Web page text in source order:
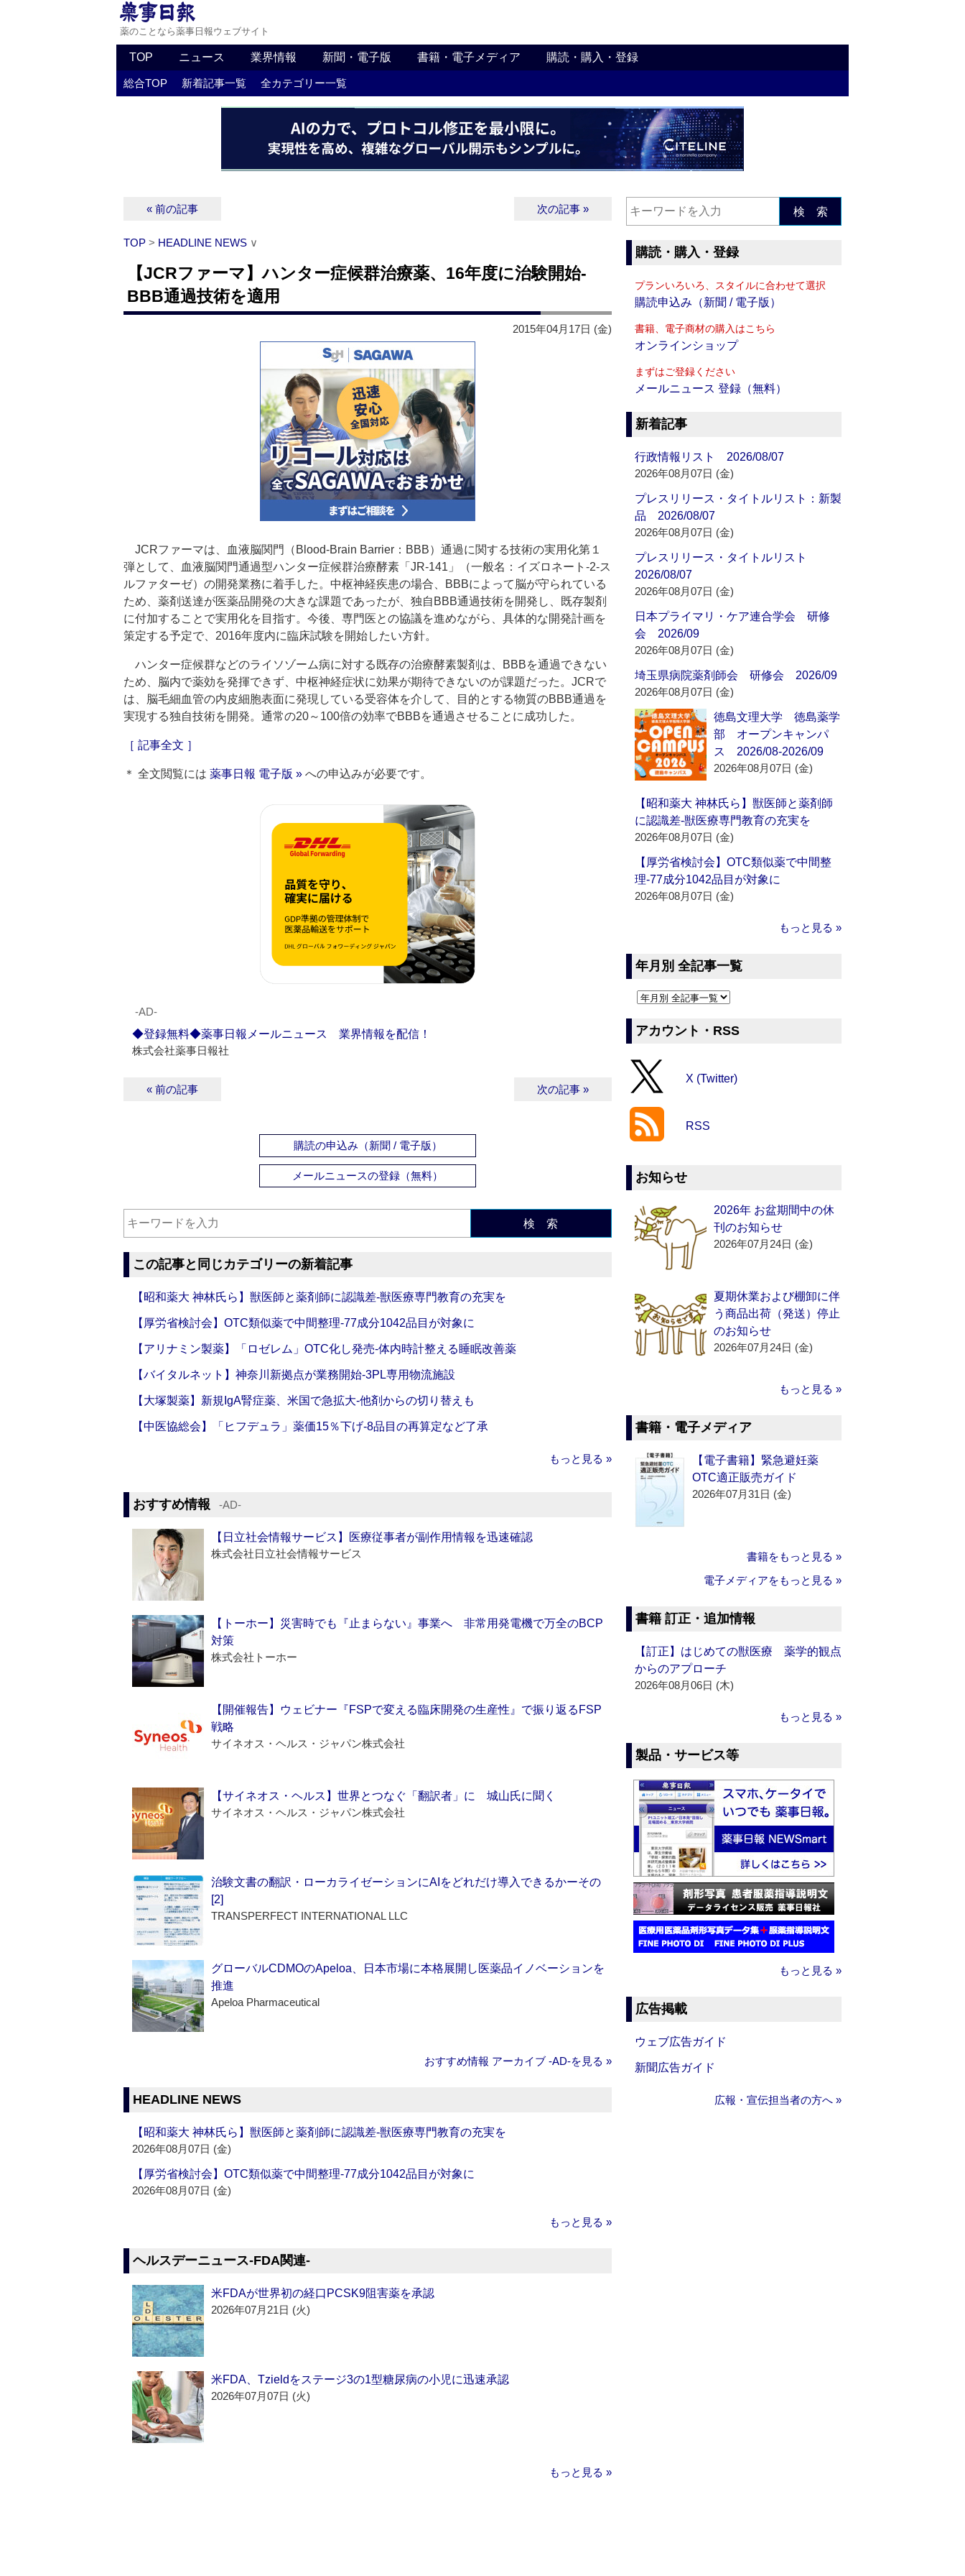
薬のことなら薬事日報ウェブサイト
TOP ニュース 業界情報 新聞・電子版 書籍・電子メディア 購読・購入・登録
総合TOP 新着記事一覧 全カテゴリー一覧
« 前の記事 次の記事 »
TOP > HEADLINE NEWS ∨
【JCRファーマ】ハンター症候群治療薬、16年度に治験開始‐
BBB通過技術を適用
2015年04月17日 (金)
JCRファーマは、血液脳関門（Blood-Brain Barrier：BBB）通過に関する技術の実用化第１
弾として、血液脳関門通過型ハンター症候群治療酵素「JR-141」（一般名：イズロネート-2-ス
ルファターゼ）の開発業務に着手した。中枢神経疾患の場合、BBBによって脳が守られている
ため、薬剤送達が医薬品開発の大きな課題であったが、独自BBB通過技術を開発し、既存製剤
に付加することで実用化を目指す。今後、専門医との協議を進めながら、具体的な開発計画を
策定する予定で、2016年度内に臨床試験を開始したい方針。
ハンター症候群などのライソゾーム病に対する既存の治療酵素製剤は、BBBを通過できない
ため、脳内で薬効を発揮できず、中枢神経症状に効果が期待できないのが課題だった。JCRで
は、脳毛細血管の内皮細胞表面に発現している受容体を介して、目的とする物質のBBB通過を
実現する独自技術を開発。通常の20～100倍の効率でBBBを通過させることに成功した。
［ 記事全文 ］
＊ 全文閲覧には 薬事日報 電子版 » への申込みが必要です。
‐AD‐
◆登録無料◆薬事日報メールニュース 業界情報を配信！
株式会社薬事日報社
« 前の記事 次の記事 »
購読の申込み（新聞 / 電子版）
メールニュースの登録（無料）
検 索
この記事と同じカテゴリーの新着記事
【昭和薬大 神林氏ら】獣医師と薬剤師に認識差‐獣医療専門教育の充実を
【厚労省検討会】OTC類似薬で中間整理‐77成分1042品目が対象に
【アリナミン製薬】「ロゼレム」OTC化し発売‐体内時計整える睡眠改善薬
【バイタルネット】神奈川新拠点が業務開始‐3PL専用物流施設
【大塚製薬】新規IgA腎症薬、米国で急拡大‐他剤からの切り替えも
【中医協総会】「ヒフデュラ」薬価15％下げ‐8品目の再算定など了承
もっと見る »
おすすめ情報 ‐AD‐
【日立社会情報サービス】医療従事者が副作用情報を迅速確認
株式会社日立社会情報サービス
【トーホー】災害時でも『止まらない』事業へ 非常用発電機で万全のBCP
対策
株式会社トーホー
【開催報告】ウェビナー『FSPで変える臨床開発の生産性』で振り返るFSP
戦略
サイネオス・ヘルス・ジャパン株式会社
【サイネオス・ヘルス】世界とつなぐ「翻訳者」に 城山氏に聞く
サイネオス・ヘルス・ジャパン株式会社
治験文書の翻訳・ローカライゼーションにAIをどれだけ導入できるかーその
[2]
TRANSPERFECT INTERNATIONAL LLC
グローバルCDMOのApeloa、日本市場に本格展開し医薬品イノベーションを
推進
Apeloa Pharmaceutical
おすすめ情報 アーカイブ ‐AD‐を見る »
HEADLINE NEWS
【昭和薬大 神林氏ら】獣医師と薬剤師に認識差‐獣医療専門教育の充実を
2026年08月07日 (金)
【厚労省検討会】OTC類似薬で中間整理‐77成分1042品目が対象に
2026年08月07日 (金)
もっと見る »
ヘルスデーニュース‐FDA関連‐
米FDAが世界初の経口PCSK9阻害薬を承認
2026年07月21日 (火)
米FDA、Tzieldをステージ3の1型糖尿病の小児に迅速承認
2026年07月07日 (火)
もっと見る »
検 索
購読・購入・登録
プランいろいろ、スタイルに合わせて選択
購読申込み（新聞 / 電子版）
書籍、電子商材の購入はこちら
オンラインショップ
まずはご登録ください
メールニュース 登録（無料）
新着記事
行政情報リスト 2026/08/07
2026年08月07日 (金)
プレスリリース・タイトルリスト：新製
品 2026/08/07
2026年08月07日 (金)
プレスリリース・タイトルリスト
2026/08/07
2026年08月07日 (金)
日本プライマリ・ケア連合学会 研修
会 2026/09
2026年08月07日 (金)
埼玉県病院薬剤師会 研修会 2026/09
2026年08月07日 (金)
徳島文理大学 徳島薬学
部 オープンキャンパ
ス 2026/08-2026/09
2026年08月07日 (金)
【昭和薬大 神林氏ら】獣医師と薬剤師
に認識差‐獣医療専門教育の充実を
2026年08月07日 (金)
【厚労省検討会】OTC類似薬で中間整
理‐77成分1042品目が対象に
2026年08月07日 (金)
もっと見る »
年月別 全記事一覧
アカウント・RSS
X (Twitter)
RSS
お知らせ
2026年 お盆期間中の休
刊のお知らせ
2026年07月24日 (金)
夏期休業および棚卸に伴
う商品出荷（発送）停止
のお知らせ
2026年07月24日 (金)
もっと見る »
書籍・電子メディア
【電子書籍】緊急避妊薬
OTC適正販売ガイド
2026年07月31日 (金)
書籍をもっと見る »
電子メディアをもっと見る »
書籍 訂正・追加情報
【訂正】はじめての獣医療 薬学的観点
からのアプローチ
2026年08月06日 (木)
もっと見る »
製品・サービス等
もっと見る »
広告掲載
ウェブ広告ガイド
新聞広告ガイド
広報・宣伝担当者の方へ »